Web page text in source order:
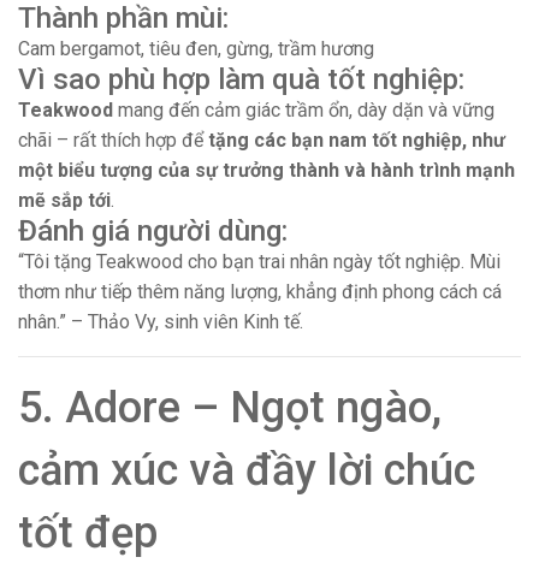
Thành phần mùi:
Cam bergamot, tiêu đen, gừng, trầm hương
Vì sao phù hợp làm quà tốt nghiệp:
Teakwood mang đến cảm giác trầm ổn, dày dặn và vững
chãi – rất thích hợp đểtặng các bạn nam tốt nghiệp, như
một biểu tượng của sự trưởng thành và hành trình mạnh
mẽ sắp tới.
Đánh giá người dùng:
“Tôi tặng Teakwood cho bạn trai nhân ngày tốt nghiệp. Mùi
thơm như tiếp thêm năng lượng, khẳng định phong cách cá
nhân.” – Thảo Vy, sinh viên Kinh tế.
5. Adore – Ngọt ngào,
cảm xúc và đầy lời chúc
tốt đẹp